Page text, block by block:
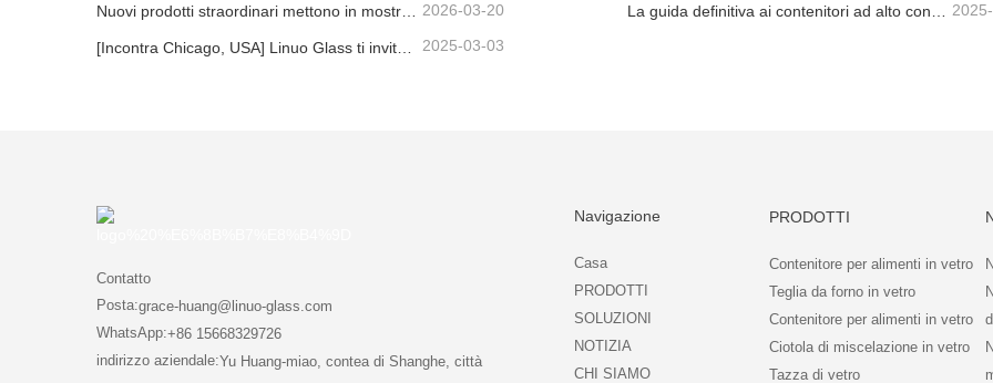
Nuovi prodotti straordinari mettono in mostra i punti di forza del marchio | Linuo Special Glass debutta ad Ambiente Francoforte 2026-03-20 La guida definitiva ai contenitori ad alto contenuto di alimenti in vetro borosilicato
2025-03-03
Contatto
Posta:grace-huang@linuo-glass.com
WhatsApp:+86 15668329726
indirizzo aziendale:Yu Huang-miao, contea di Shanghe, città
Navigazione
Casa
PRODOTTI
SOLUZIONI
NOTIZIA
CHI SIAMO
PRODOTTI
Contenitore per alimenti in vetro
Teglia da forno in vetro
Contenitore per alimenti in vetro
Ciotola di miscelazione in vetro
Tazza di vetro